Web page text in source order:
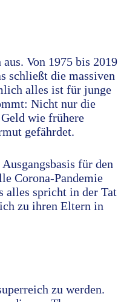
Von 1975 bis 2019
schließt die massiven
alles ist für junge
Nicht nur die
wie frühere
gefährdet.
für den
Corona-Pandemie
alles spricht in der Tat
zu ihren Eltern in
zu werden.